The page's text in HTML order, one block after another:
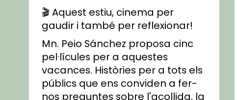
🎬 Aquest estiu, cinema per
gaudir i també per reflexionar!
Mn. Peio Sánchez proposa cinc
pel·lícules per a aquestes
vacances. Històries per a tots els
públics que ens conviden a fer-
nos preguntes sobre l'acollida, la